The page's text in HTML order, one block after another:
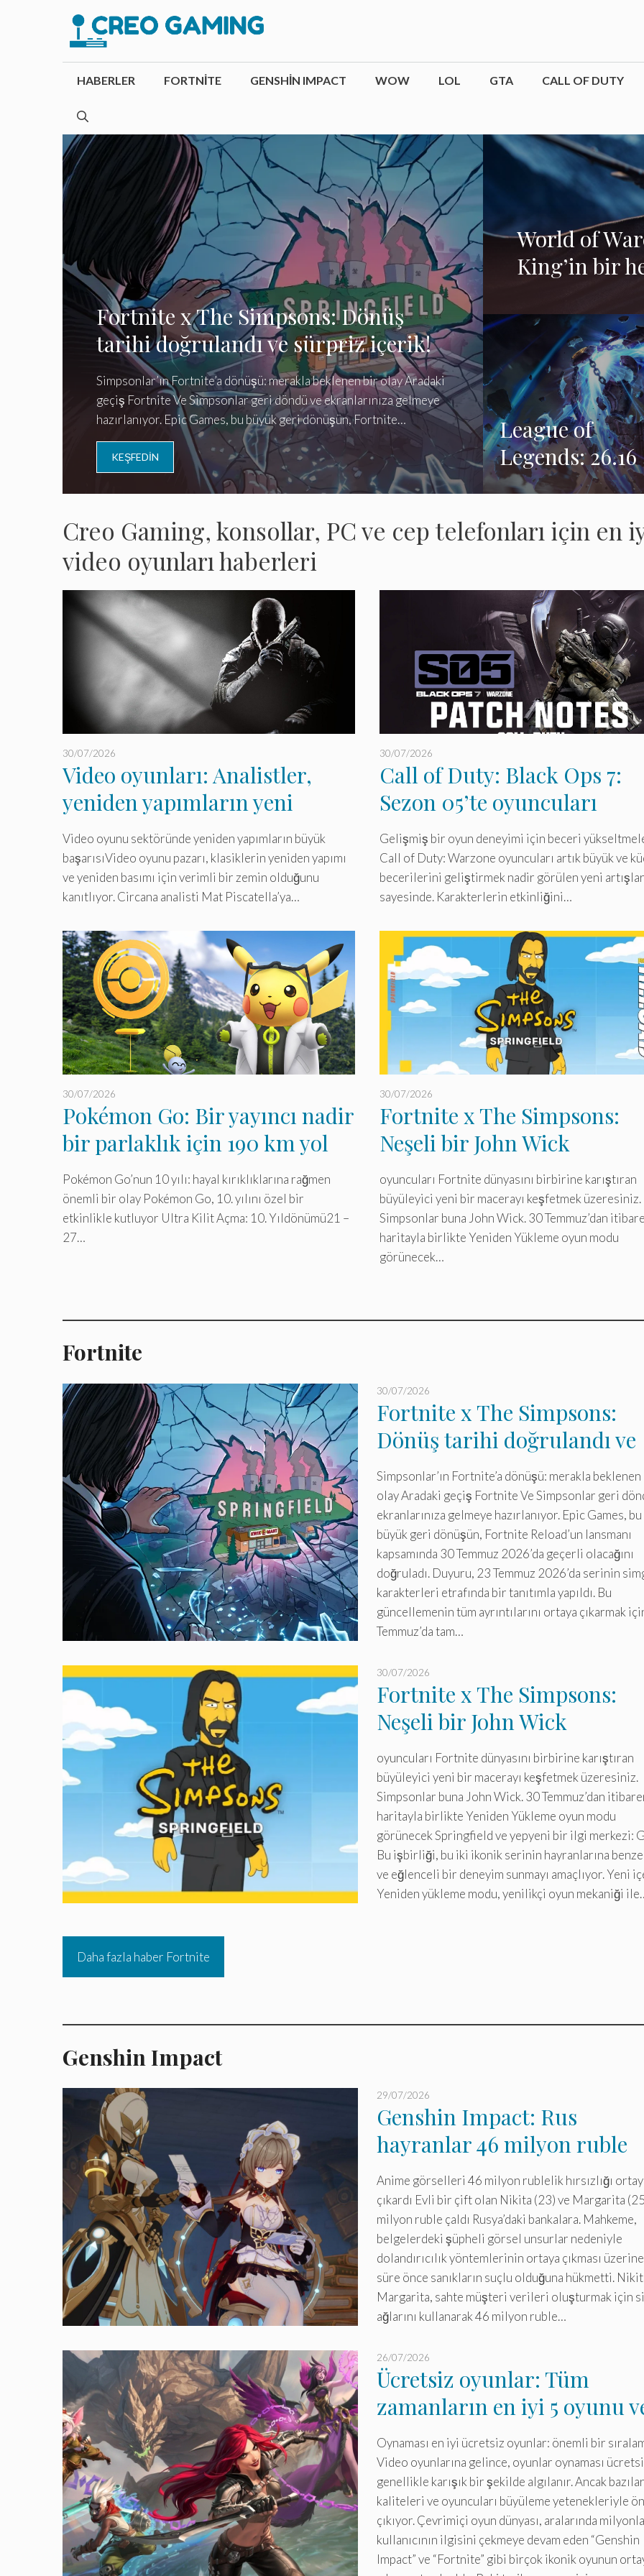
HABERLER FORTNITE GENSHIN IMPACT WOW LOL GTA CALL OF DUTY
Fortnite x The Simpsons: Dönüş
tarihi doğrulandı ve sürpriz içerik!
Simpsonlar’ın Fortnite’a dönüşü: merakla beklenen bir olay Aradaki
geçiş Fortnite Ve Simpsonlar geri döndü ve ekranlarınıza gelmeye
hazırlanıyor. Epic Games, bu büyük geri dönüşün, Fortnite…
KEŞFEDIN
World of
King’in bir
League of
Legends: 26.16
Yaması’nda
büyük
oyuncular
ediyor!
Creo Gaming, konsollar, PC ve cep telefonları için en
video oyunları haberleri
Video oyunları: Analistler,
yeniden yapımların yeni
çıkanlardan daha fazla ilgi
çektiğini söylüyor.
30/07/2026
Video oyunu sektöründe yeniden yapımların büyük
başarısıVideo oyunu pazarı, klasiklerin yeniden yapımı
ve yeniden basımı için verimli bir zemin olduğunu
kanıtlıyor. Circana analisti Mat Piscatella’ya…
Call of Duty: Black Ops 7:
Sezon 05’te oyuncuları
şaşırtan yenilikler.
30/07/2026
Gelişmiş bir oyun deneyimi için beceri
Call of Duty: Warzone oyuncuları artık büyük ve
becerilerini geliştirmek nadir görülen yeni artışlar
sayesinde. Karakterlerin etkinliğini…
Pokémon Go: Bir yayıncı nadir
bir parlaklık için 190 km yol
kat ediyor, ancak…
30/07/2026
Pokémon Go’nun 10 yılı: hayal kırıklıklarına rağmen
önemli bir olay Pokémon Go, 10. yılını özel bir
etkinlikle kutluyor Ultra Kilit Açma: 10. Yıldönümü21 –
27…
Fortnite x The Simpsons:
Neşeli bir John Wick
görünümünün ve özel bir
Sprite’ın kilidini açın!
30/07/2026
oyuncuları Fortnite dünyasını birbirine karıştıran
büyüleyici yeni bir macerayı keşfetmek üzeresiniz.
Simpsonlar buna John Wick. 30 Temmuz’dan
haritayla birlikte Yeniden Yükleme oyun modu
görünecek…
Fortnite
Fortnite x The Simpsons:
Dönüş tarihi doğrulandı ve
sürpriz içerik!
30/07/2026
Simpsonlar’ın Fortnite’a dönüşü: merakla
olay Aradaki geçiş Fortnite Ve Simpsonlar geri
ekranlarınıza gelmeye hazırlanıyor. Epic Games, bu
büyük geri dönüşün, Fortnite Reload’un lansmanı
kapsamında 30 Temmuz 2026’da geçerli olacağını
doğruladı. Duyuru, 23 Temmuz 2026’da serinin
karakterleri etrafında bir tanıtımla yapıldı. Bu
güncellemenin tüm ayrıntılarını ortaya çıkarmak
Temmuz’da tam…
Fortnite x The Simpsons:
Neşeli bir John Wick
görünümünün ve özel bir
Sprite’ın kilidini açın!
30/07/2026
oyuncuları Fortnite dünyasını birbirine karıştıran
büyüleyici yeni bir macerayı keşfetmek üzeresiniz.
Simpsonlar buna John Wick. 30 Temmuz’dan
haritayla birlikte Yeniden Yükleme oyun modu
görünecek Springfield ve yepyeni bir ilgi merkezi:
Bu işbirliği, bu iki ikonik serinin hayranlarına
ve eğlenceli bir deneyim sunmayı amaçlıyor. Yeni
Yeniden yükleme modu, yenilikçi oyun mekaniği
Daha fazla haber Fortnite
Genshin Impact
Genshin Impact: Rus
hayranlar 46 milyon ruble
çaldı, şok!
29/07/2026
Anime görselleri 46 milyon rublelik hırsızlığı
çıkardı Evli bir çift olan Nikita (23) ve Margarita
milyon ruble çaldı Rusya’daki bankalara. Mahkeme,
belgelerdeki şüpheli görsel unsurlar nedeniyle
dolandırıcılık yöntemlerinin ortaya çıkması üzerine
süre önce sanıkların suçlu olduğuna hükmetti.
Margarita, sahte müşteri verileri oluşturmak için
ağlarını kullanarak 46 milyon ruble…
Ücretsiz oyunlar: Tüm
zamanların en iyi 5 oyunu
keşfedilecek sürprizler!
26/07/2026
Oynaması en iyi ücretsiz oyunlar: önemli bir
Video oyunlarına gelince, oyunlar oynaması
genellikle karışık bir şekilde algılanır. Ancak
kaliteleri ve oyuncuları büyüleme yetenekleriyle
çıkıyor. Çevrimiçi oyun dünyası, aralarında
kullanıcının ilgisini çekmeye devam eden “Genshin
Impact” ve “Fortnite” gibi birçok ikonik oyunun